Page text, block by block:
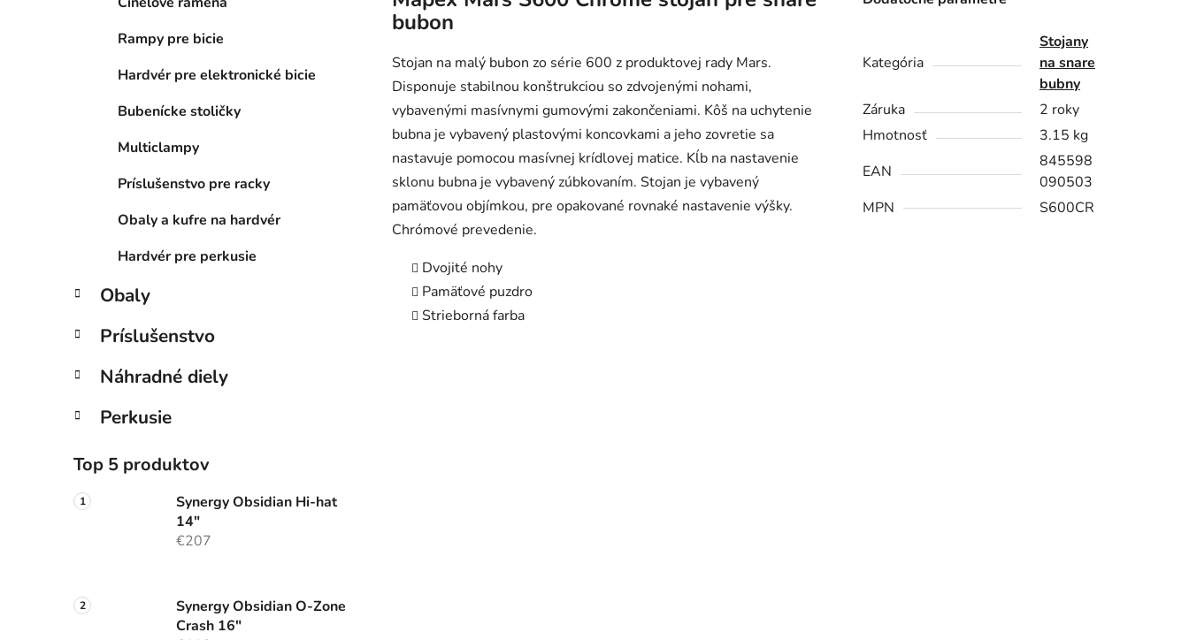
Rampy pre bicie
Hardvér pre elektronické bicie
Bubenícke stoličky
Multiclampy
Príslušenstvo pre racky
Obaly a kufre na hardvér
Hardvér pre perkusie
Obaly
Príslušenstvo
Náhradné diely
Perkusie
Top 5 produktov
Synergy Obsidian Hi-hat
14"
€207
Synergy Obsidian O-Zone
Crash 16"
bubon
Stojan na malý bubon zo série 600 z produktovej rady Mars.
Disponuje stabilnou konštrukciou so zdvojenými nohami,
vybavenými masívnymi gumovými zakončeniami. Kôš na uchytenie
bubna je vybavený plastovými koncovkami a jeho zovretie sa
nastavuje pomocou masívnej krídlovej matice. Kĺb na nastavenie
sklonu bubna je vybavený zúbkovaním. Stojan je vybavený
pamäťovou objímkou, pre opakované rovnaké nastavenie výšky.
Chrómové prevedenie.
Dvojité nohy
Pamäťové puzdro
Strieborná farba
Kategória
Stojany
na snare
bubny
Záruka
2 roky
Hmotnosť
3.15 kg
EAN
845598
090503
MPN
S600CR